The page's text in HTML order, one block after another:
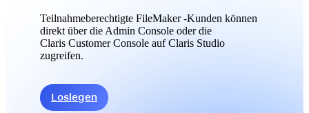
Teilnahmeberechtigte FileMaker -Kunden können
direkt über die Admin Console oder die
Claris Customer Console auf Claris Studio
zugreifen.
Loslegen